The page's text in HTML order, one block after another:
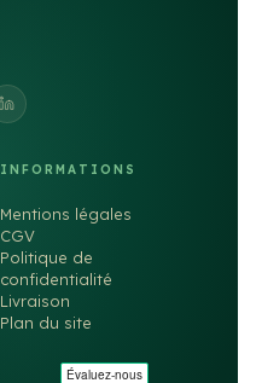
INFORMATIONS
Mentions légales
CGV
Politique de
confidentialité
Livraison
Plan du site